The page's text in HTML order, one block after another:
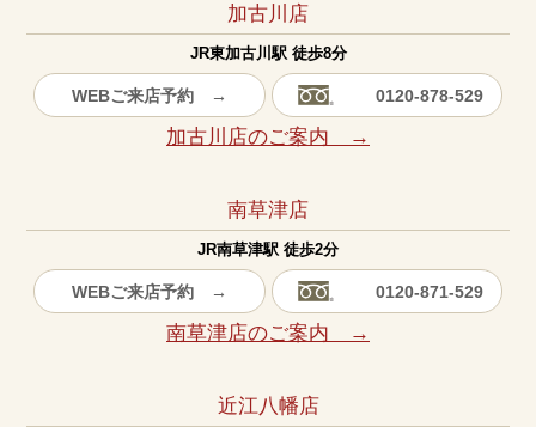
加古川店
JR東加古川駅 徒歩8分
WEBご来店予約 → 0120-878-529
加古川店のご案内 →
南草津店
JR南草津駅 徒歩2分
WEBご来店予約 → 0120-871-529
南草津店のご案内 →
近江八幡店